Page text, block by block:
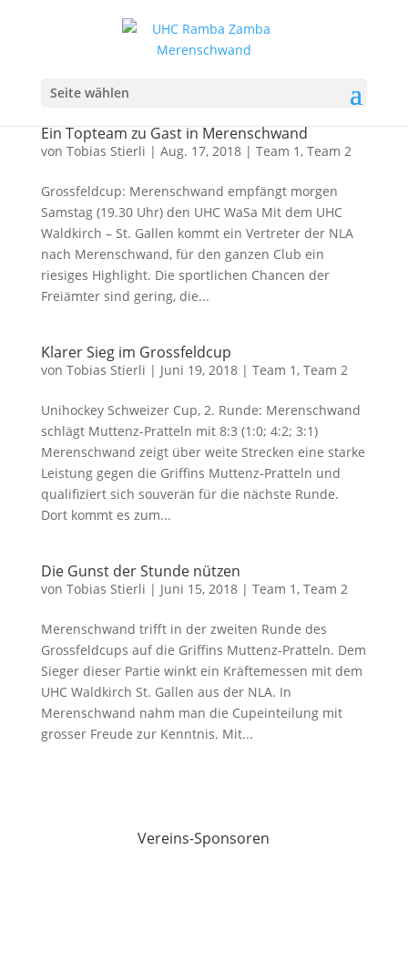
Seite wählen
Ein Topteam zu Gast in Merenschwand
von Tobias Stierli | Aug. 17, 2018| Team 1, Team 2
Grossfeldcup: Merenschwand empfängt morgen
Samstag (19.30 Uhr) den UHC WaSa Mit dem UHC
Waldkirch – St. Gallen kommt ein Vertreter der NLA
nach Merenschwand, für den ganzen Club ein
riesiges Highlight. Die sportlichen Chancen der
Freiämter sind gering, die...
Klarer Sieg im Grossfeldcup
von Tobias Stierli | Juni 19, 2018| Team 1, Team 2
Unihockey Schweizer Cup, 2. Runde: Merenschwand
schlägt Muttenz-Pratteln mit 8:3 (1:0; 4:2; 3:1)
Merenschwand zeigt über weite Strecken eine starke
Leistung gegen die Griffins Muttenz-Pratteln und
qualifiziert sich souverän für die nächste Runde.
Dort kommt es zum...
Die Gunst der Stunde nützen
von Tobias Stierli | Juni 15, 2018| Team 1, Team 2
Merenschwand trifft in der zweiten Runde des
Grossfeldcups auf die Griffins Muttenz-Pratteln. Dem
Sieger dieser Partie winkt ein Kräftemessen mit dem
UHC Waldkirch St. Gallen aus der NLA. In
Merenschwand nahm man die Cupeinteilung mit
grosser Freude zur Kenntnis. Mit...
Vereins-Sponsoren